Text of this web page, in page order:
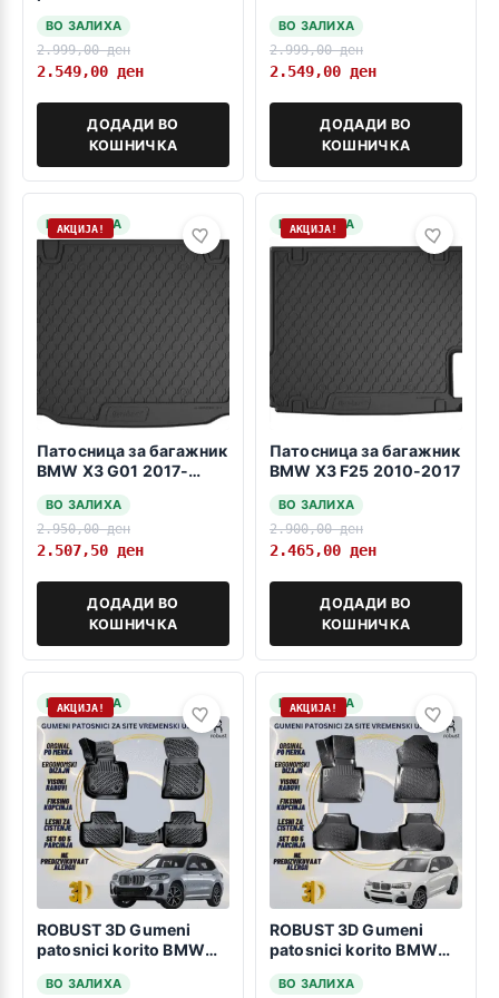
ВО ЗАЛИХА
2.999,00ден
2.549,00 ден
ДОДАДИ ВО
КОШНИЧКА
ВО ЗАЛИХА
2.999,00ден
2.549,00 ден
ДОДАДИ ВО
КОШНИЧКА
НА ЗАЛИХА
АКЦИЈА!
Патосница за багажник
BMW X3 G01 2017-
ВО ЗАЛИХА
2.950,00ден
2.507,50 ден
ДОДАДИ ВО
КОШНИЧКА
НА ЗАЛИХА
АКЦИЈА!
Патосница за багажник
BMW X3 F25 2010-2017
ВО ЗАЛИХА
2.900,00ден
2.465,00 ден
ДОДАДИ ВО
КОШНИЧКА
НА ЗАЛИХА
АКЦИЈА!
ROBUST 3D Gumeni
patosnici korito BMW
ВО ЗАЛИХА
НА ЗАЛИХА
АКЦИЈА!
ROBUST 3D Gumeni
patosnici korito BMW
ВО ЗАЛИХА